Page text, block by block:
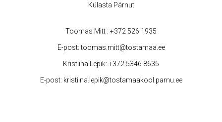
Külasta Pärnut
Toomas Mitt : +372 526 1935
E-post:toomas.mitt@tostamaa.ee
Kristiina Lepik: +372 5346 8635
E-post: kristiina.lepik@tostamaakool.parnu.ee